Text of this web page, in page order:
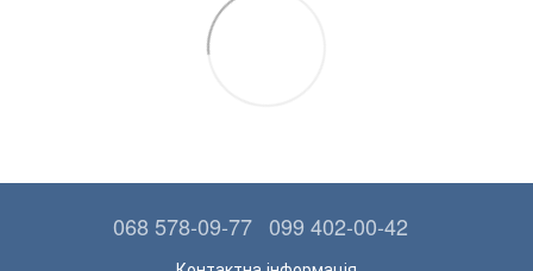
068 578-09-77 099 402-00-42